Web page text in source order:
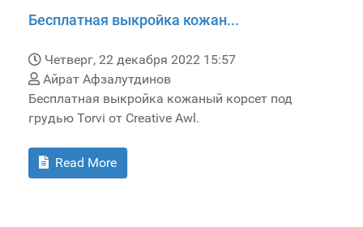
Бесплатная выкройка кожан...
Четверг, 22 декабря 2022 15:57
Айрат Афзалутдинов
Бесплатная выкройка кожаный корсет под
грудью Torvi от Creative Awl.
Read More